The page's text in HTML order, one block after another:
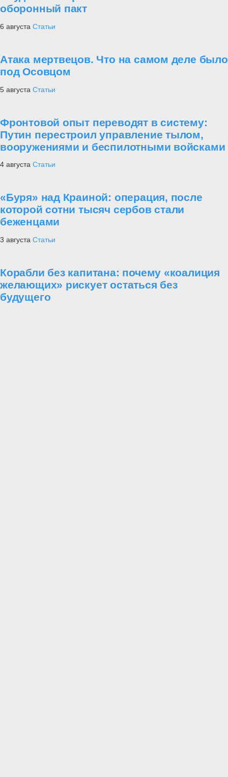
оборонный пакт
6 августа Статьи
Атака мертвецов. Что на самом деле было
под Осовцом
5 августа Статьи
Фронтовой опыт переводят в систему:
Путин перестроил управление тылом,
вооружениями и беспилотными войсками
4 августа Статьи
«Буря» над Краиной: операция, после
которой сотни тысяч сербов стали
беженцами
3 августа Статьи
Корабли без капитана: почему «коалиция
желающих» рискует остаться без
будущего